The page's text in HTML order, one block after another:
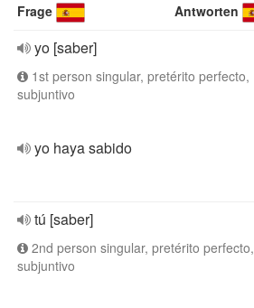
Frage Antworten
yo [saber]
1st person singular, pretérito perfecto,
subjuntivo
yo haya sabido
tú [saber]
2nd person singular, pretérito perfecto,
subjuntivo